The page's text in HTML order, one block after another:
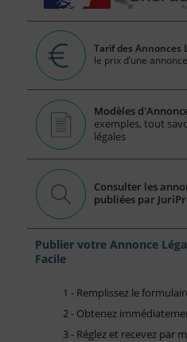
Tarif des Annonces
le prix d’une
Modèles
exemples, tout
légales
Consulter les
publiées par
Publier votre Annonce
Facile
1 - Remplissez le
2 - Obtenez
3 - Réglez et recevez par